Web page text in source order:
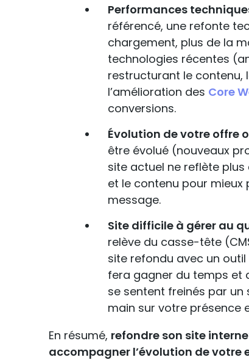
Performances
référencé, une refonte
chargement, plus de la
technologies récentes
restructurant le contenu,
l’amélioration des Core
conversions.
Évolution de votre offre
être évolué (nouveaux
site actuel ne reflète
et le contenu pour mieux
message.
Site difficile à gérer au
relève du casse-tête
site refondu avec un
fera gagner du temps et
se sentent freinés par un
main sur votre présence
En résumé, refondre son site
accompagner l’évolution de votre